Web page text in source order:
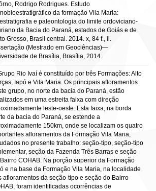
Rodrigo Rodrigues. Estudo
da formação Vila Maria:
e paleontologia do limite ordoviciano-
da Bacia do Paraná, estados de Goiás e de
Grosso, Brasil central. 2014. x, 84 f., il.
(Mestrado em Geociências)—
de Brasília, Brasília, 2014.
Rio Ivaí é constituído por três Formações: Alto
Iapó e Vila Maria. Os principais afloramentos
grupo, no norte da bacia do Paraná, estão
em uma estreita faixa com direção
leste-oeste. Esta faixa, na borda
da bacia do Paraná, se estende a
150km, onde se localizam os quatro
afloramentos da Formação Vila Maria,
no presente trabalho: seção-tipo, seção-tipo
seção da Fazenda Três Barras e seção
COHAB. Na porção superior da Formação
e na base da Formação Vila Maria, na localidade
afloramentos da seção-tipo e seção do Bairro
foram identificadas ocorrências de